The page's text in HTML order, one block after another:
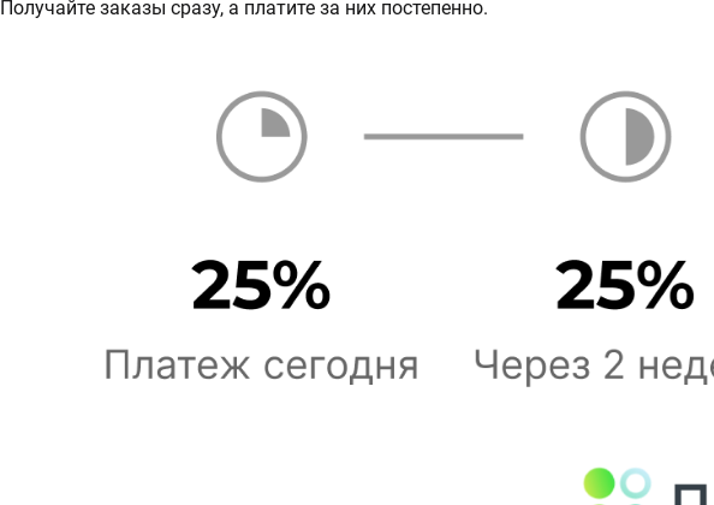
Получайте заказы сразу, а платите за них постепенно.